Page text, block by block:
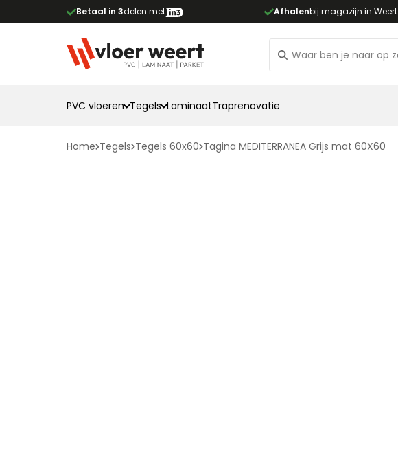
Betaal in 3delen met Afhalenbij magazijn in Weert
PVC vloeren Tegels LaminaatTraprenovatie
Home Tegels Tegels 60x60 Tagina MEDITERRANEA Grijs mat 60X60